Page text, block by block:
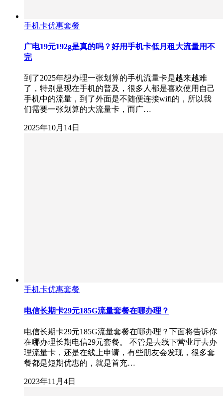
手机卡优惠套餐
广电19元192g是真的吗？好用手机卡低月租大流量用不
完
到了2025年想办理一张划算的手机流量卡是越来越难
了，特别是现在手机的普及，很多人都是喜欢使用自己
手机中的流量，到了外面是不随便连接wifi的，所以我
们需要一张划算的大流量卡，而广…
2025年10月14日
手机卡优惠套餐
电信长期卡29元185G流量套餐在哪办理？
电信长期卡29元185G流量套餐在哪办理？下面将告诉你
在哪办理长期电信29元套餐。 不管是去线下营业厅去办
理流量卡，还是在线上申请，有些朋友会发现，很多套
餐都是短期优惠的，就是首充…
2023年11月4日